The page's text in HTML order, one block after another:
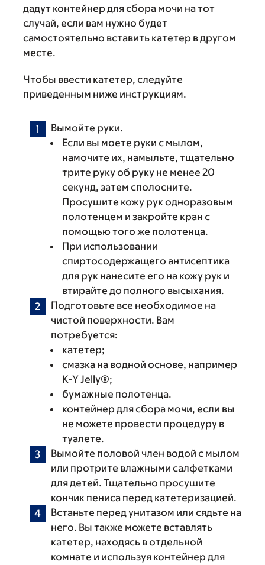
дадут контейнер для сбора мочи на тот
случай, если вам нужно будет
самостоятельно вставить катетер в другом
месте.
Чтобы ввести катетер, следуйте
приведенным ниже инструкциям.
Вымойте руки.
Если вы моете руки с мылом,
намочите их, намыльте, тщательно
трите руку об руку не менее 20
секунд, затем сполосните.
Просушите кожу рук одноразовым
полотенцем и закройте кран с
помощью того же полотенца.
При использовании
спиртосодержащего антисептика
для рук нанесите его на кожу рук и
втирайте до полного высыхания.
Подготовьте все необходимое на
чистой поверхности. Вам
потребуется:
катетер;
смазка на водной основе, например
K-Y Jelly®;
бумажные полотенца.
контейнер для сбора мочи, если вы
не можете провести процедуру в
туалете.
Вымойте половой член водой с мылом
или протрите влажными салфетками
для детей. Тщательно просушите
кончик пениса перед катетеризацией.
Встаньте перед унитазом или сядьте на
него. Вы также можете вставлять
катетер, находясь в отдельной
комнате и используя контейнер для